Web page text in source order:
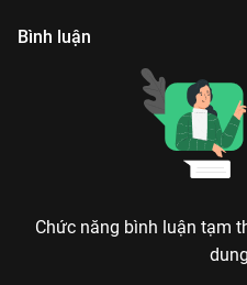
Bình luận
Chức năng bình luận tạm